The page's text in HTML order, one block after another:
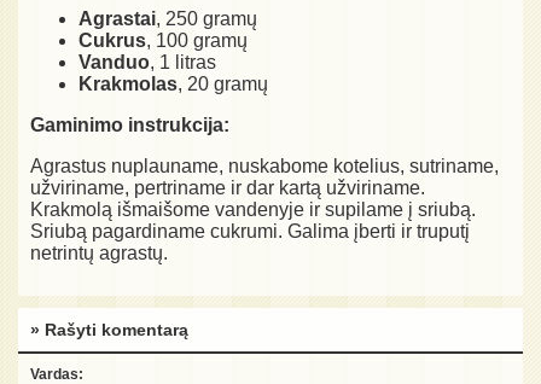
Agrastai, 250 gramų
Cukrus, 100 gramų
Vanduo, 1 litras
Krakmolas, 20 gramų
Gaminimo instrukcija:
Agrastus nuplauname, nuskabome kotelius, sutriname,
užviriname, pertriname ir dar kartą užviriname.
Krakmolą išmaišome vandenyje ir supilame į sriubą.
Sriubą pagardiname cukrumi. Galima įberti ir truputį
netrintų agrastų.
» Rašyti komentarą
Vardas: